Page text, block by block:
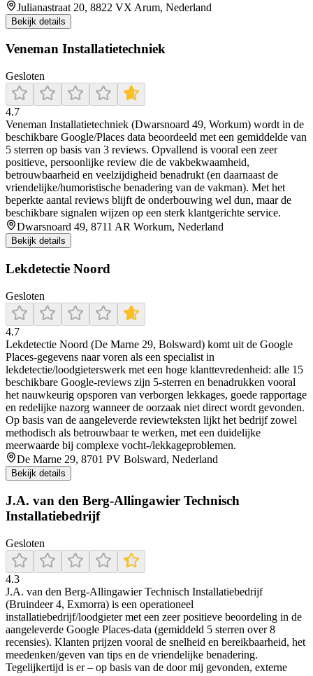
Julianastraat 20, 8822 VX Arum, Nederland
Bekijk details
Veneman Installatietechniek
Gesloten
4.7
Veneman Installatietechniek (Dwarsnoard 49, Workum) wordt in de
beschikbare Google/Places data beoordeeld met een gemiddelde van
5 sterren op basis van 3 reviews. Opvallend is vooral een zeer
positieve, persoonlijke review die de vakbekwaamheid,
betrouwbaarheid en veelzijdigheid benadrukt (en daarnaast de
vriendelijke/humoristische benadering van de vakman). Met het
beperkte aantal reviews blijft de onderbouwing wel dun, maar de
beschikbare signalen wijzen op een sterk klantgerichte service.
Dwarsnoard 49, 8711 AR Workum, Nederland
Bekijk details
Lekdetectie Noord
Gesloten
4.7
Lekdetectie Noord (De Marne 29, Bolsward) komt uit de Google
Places-gegevens naar voren als een specialist in
lekdetectie/loodgieterswerk met een hoge klanttevredenheid: alle 15
beschikbare Google-reviews zijn 5-sterren en benadrukken vooral
het nauwkeurig opsporen van verborgen lekkages, goede rapportage
en redelijke nazorg wanneer de oorzaak niet direct wordt gevonden.
Op basis van de aangeleverde reviewteksten lijkt het bedrijf zowel
methodisch als betrouwbaar te werken, met een duidelijke
meerwaarde bij complexe vocht-/lekkageproblemen.
De Marne 29, 8701 PV Bolsward, Nederland
Bekijk details
J.A. van den Berg-Allingawier Technisch
Installatiebedrijf
Gesloten
4.3
J.A. van den Berg-Allingawier Technisch Installatiebedrijf
(Bruindeer 4, Exmorra) is een operationeel
installatiebedrijf/loodgieter met een zeer positieve beoordeling in de
aangeleverde Google Places-data (gemiddeld 5 sterren over 8
recensies). Klanten prijzen vooral de snelheid en bereikbaarheid, het
meedenken/geven van tips en de vriendelijke benadering.
Tegelijkertijd is er – op basis van de door mij gevonden, externe